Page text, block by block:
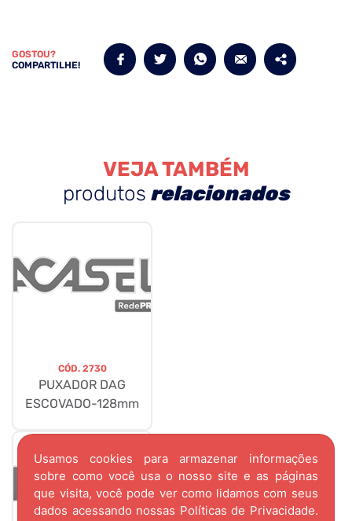
Usamos cookies para armazenar informações
sobre como você usa o nosso site e as páginas
que visita, você pode ver como lidamos com seus
dados acessando nossas Políticas de Privacidade.
GOSTOU?
COMPARTILHE!
VEJA TAMBÉM
produtos relacionados
CÓD. 2730
PUXADOR DAG
ESCOVADO-128mm